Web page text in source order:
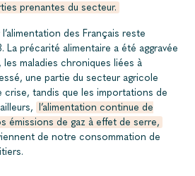
prenantes du secteur.
des Français reste
La précarité alimentaire a été aggravée
les maladies chroniques liées à
une partie du secteur agricole
crise, tandis que les importations de
l’alimentation continue de
émissions de gaz à effet de serre,
de notre consommation de